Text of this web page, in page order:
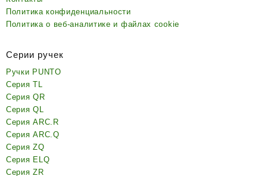
Политика конфиденциальности
Политика о веб-аналитике и файлах cookie
Серии ручек
Ручки PUNTO
Серия TL
Серия QR
Серия QL
Серия ARC.R
Серия ARC.Q
Серия ZQ
Серия ELQ
Серия ZR